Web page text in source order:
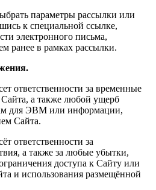
параметры рассылки или
к специальной ссылке,
электронного письма,
ранее в рамках рассылки.
ответственности за временные
а также любой ущерб
для ЭВМ или информации,
Сайта.
ответственности за
а также за любые убытки,
доступа к Сайту или
и использования размещённой